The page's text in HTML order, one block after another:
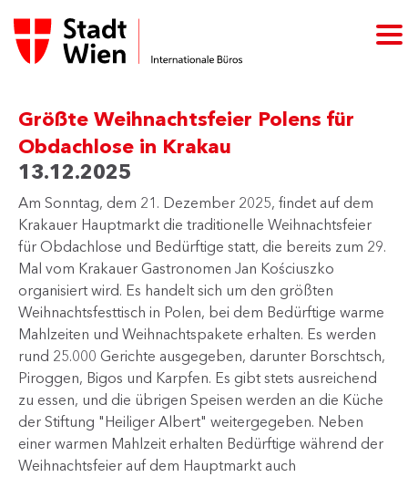
Größte Weihnachtsfeier Polens für
Obdachlose in Krakau
13.12.2025
​Am Sonntag, dem 21. Dezember 2025, findet auf dem
Krakauer Hauptmarkt die traditionelle Weihnachtsfeier
für Obdachlose und Bedürftige statt, die bereits zum 29.
Mal vom Krakauer Gastronomen Jan Kościuszko
organisiert wird. Es handelt sich um den größten
Weihnachtsfesttisch in Polen, bei dem Bedürftige warme
Mahlzeiten und Weihnachtspakete erhalten. Es werden
rund 25.000 Gerichte ausgegeben, darunter Borschtsch,
Piroggen, Bigos und Karpfen. Es gibt stets ausreichend
zu essen, und die übrigen Speisen werden an die Küche
der Stiftung "Heiliger Albert" weitergegeben. Neben
einer warmen Mahlzeit erhalten Bedürftige während der
Weihnachtsfeier auf dem Hauptmarkt auch